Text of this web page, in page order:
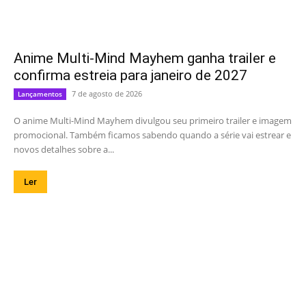
Anime Multi-Mind Mayhem ganha trailer e
confirma estreia para janeiro de 2027
Lançamentos 7 de agosto de 2026
O anime Multi-Mind Mayhem divulgou seu primeiro trailer e imagem
promocional. Também ficamos sabendo quando a série vai estrear e
novos detalhes sobre a...
Ler